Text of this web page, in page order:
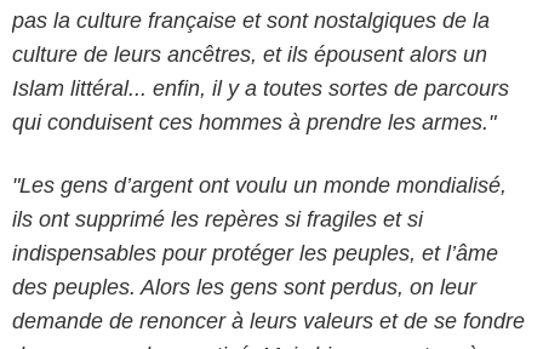
pas la culture française et sont nostalgiques de la
culture de leurs ancêtres, et ils épousent alors un
Islam littéral... enfin, il y a toutes sortes de parcours
qui conduisent ces hommes à prendre les armes."
"Les gens d’argent ont voulu un monde mondialisé,
ils ont supprimé les repères si fragiles et si
indispensables pour protéger les peuples, et l’âme
des peuples. Alors les gens sont perdus, on leur
demande de renoncer à leurs valeurs et de se fondre